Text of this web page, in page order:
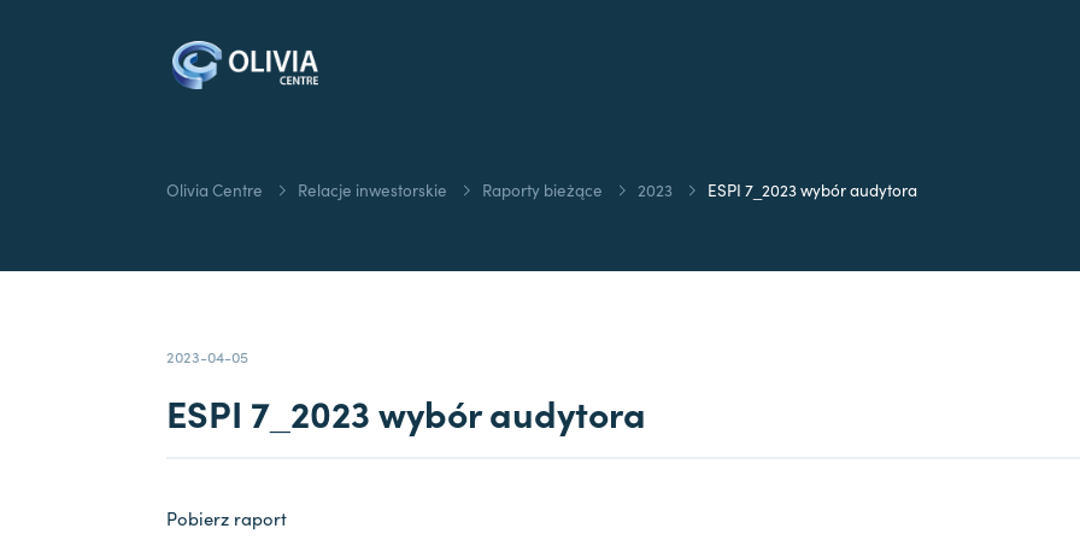
Olivia Centre Relacje inwestorskie Raporty bieżące 2023 ESPI 7_2023 wybór audytora
2023-04-05
ESPI 7_2023 wybór audytora
Pobierz raport